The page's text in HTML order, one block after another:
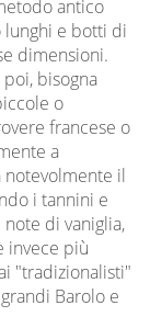
antico
lunghi e botti di
dimensioni.
bisogna
o
francese o
a
notevolmente il
i tannini e
di vaniglia,
invece più
"tradizionalisti"
Barolo e